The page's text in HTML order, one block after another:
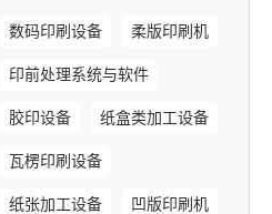
数码印刷设备 柔版印刷机
印前处理系统与软件
胶印设备 纸盒类加工设备
瓦楞印刷设备
纸张加工设备 凹版印刷机